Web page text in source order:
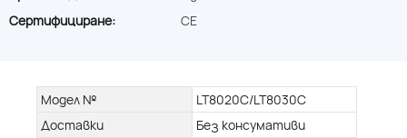
Сертифициране:
CE
Модел №
LT8020C/LT8030C
Доставки
Без консумативи